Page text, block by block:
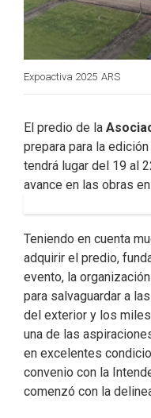
Expoactiva 2025 ARS
El predio de la
prepara para la
tendrá lugar del 19 al
avance en las obras
Teniendo en cuenta
adquirir el predio,
evento, la
para salvaguardar a
del exterior y los
una de las
en excelentes
convenio con la
comenzó con la